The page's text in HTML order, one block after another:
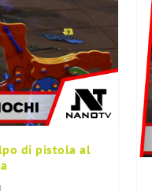
di pistola al